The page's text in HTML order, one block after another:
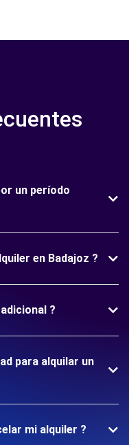
un período
en Badajoz ?
?
para alquilar un
mi alquiler ?